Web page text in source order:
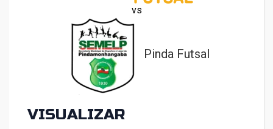
vs
Pinda Futsal
VISUALIZAR